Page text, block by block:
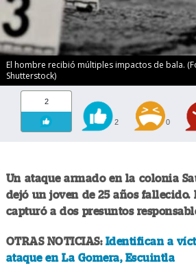
El hombre recibió múltiples impactos de bala.
Shutterstock)
2
2 0
Un ataque armado en la colonia
dejó un joven de 25 años fallecido.
capturó a dos presuntos
OTRAS NOTICIAS:Identifican a
ataque en La Gomera, Escuintla